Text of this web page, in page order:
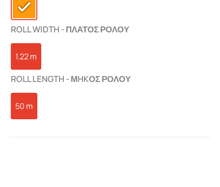
ROLL WIDTH - ΠΛΑΤΟΣ ΡΟΛΟΥ
1.22 m
ROLL LENGTH - ΜHKΟΣ ΡΟΛΟΥ
50 m